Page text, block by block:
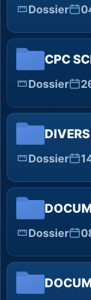
Dossier
CPC
Dossier
DIVERS
Dossier
Dossier